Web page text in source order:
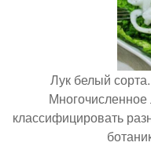
Лук белый
классифицировать